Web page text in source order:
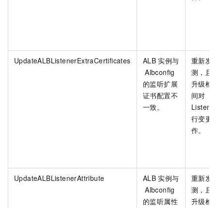
UpdateALBListenerExtraCertificates ALB 实例与
Albconfig
的监听扩展
证书配置不
一致。
重新发
测，且
升级检
间对
行变更
作。
UpdateALBListenerAttribute ALB 实例与
Albconfig
的监听属性
重新发
测，且
升级检